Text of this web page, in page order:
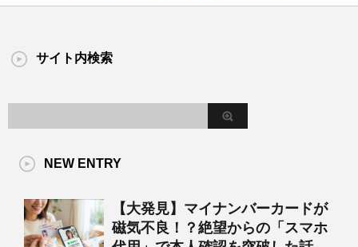
サイト内検索
NEW ENTRY
【大発見】マイナンバーカードが
磁気不良！？絶望からの「スマホ